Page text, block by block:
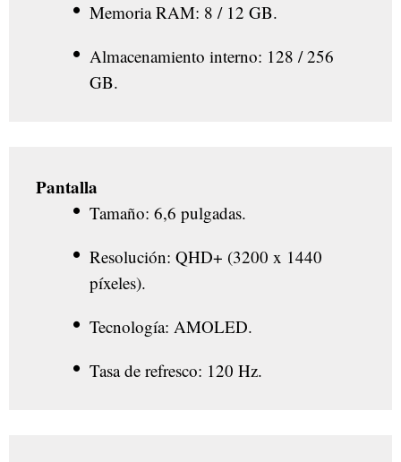
Memoria RAM: 8 / 12 GB.
Almacenamiento interno: 128 / 256
GB.
Pantalla
Tamaño: 6,6 pulgadas.
Resolución: QHD+ (3200 x 1440
píxeles).
Tecnología: AMOLED.
Tasa de refresco: 120 Hz.